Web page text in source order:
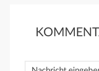
Nachricht